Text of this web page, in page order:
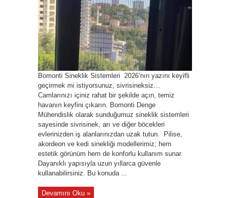
Bomonti Sineklik Sistemleri 2026’nın yazını keyifli
geçirmek mi istiyorsunuz, sivrisineksiz…
Camlarınızı içiniz rahat bir şekilde açın, temiz
havanın keyfini çıkarın. Bomonti Denge
Mühendislik olarak sunduğumuz sineklik sistemleri
sayesinde sivrisinek, arı ve diğer böcekleri
evlerinizden iş alanlarınızdan uzak tutun. Pilise,
akordeon ve kedi sinekliği modellerimiz; hem
estetik görünüm hem de konforlu kullanım sunar.
Dayanıklı yapısıyla uzun yıllarca güvenle
kullanabilirsiniz. Bu konuda ...
Devamını Oku »